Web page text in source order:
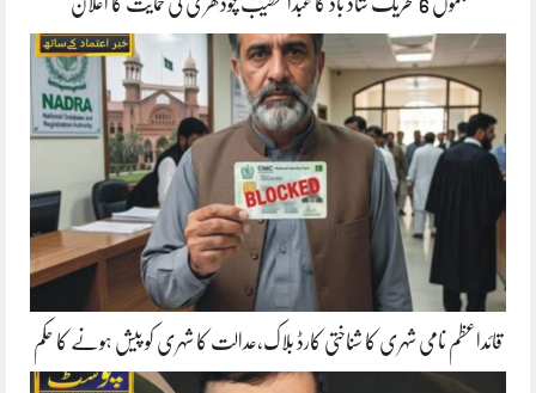
جموں 6 تحریک شاد باد کا عبدالخطیب چودھری کی حمایت کا اعلان
قائداعظم نامی شہری کا شناختی کارڈ بلاک،عدالت کا شہری کو پیش ہونے کا حکم